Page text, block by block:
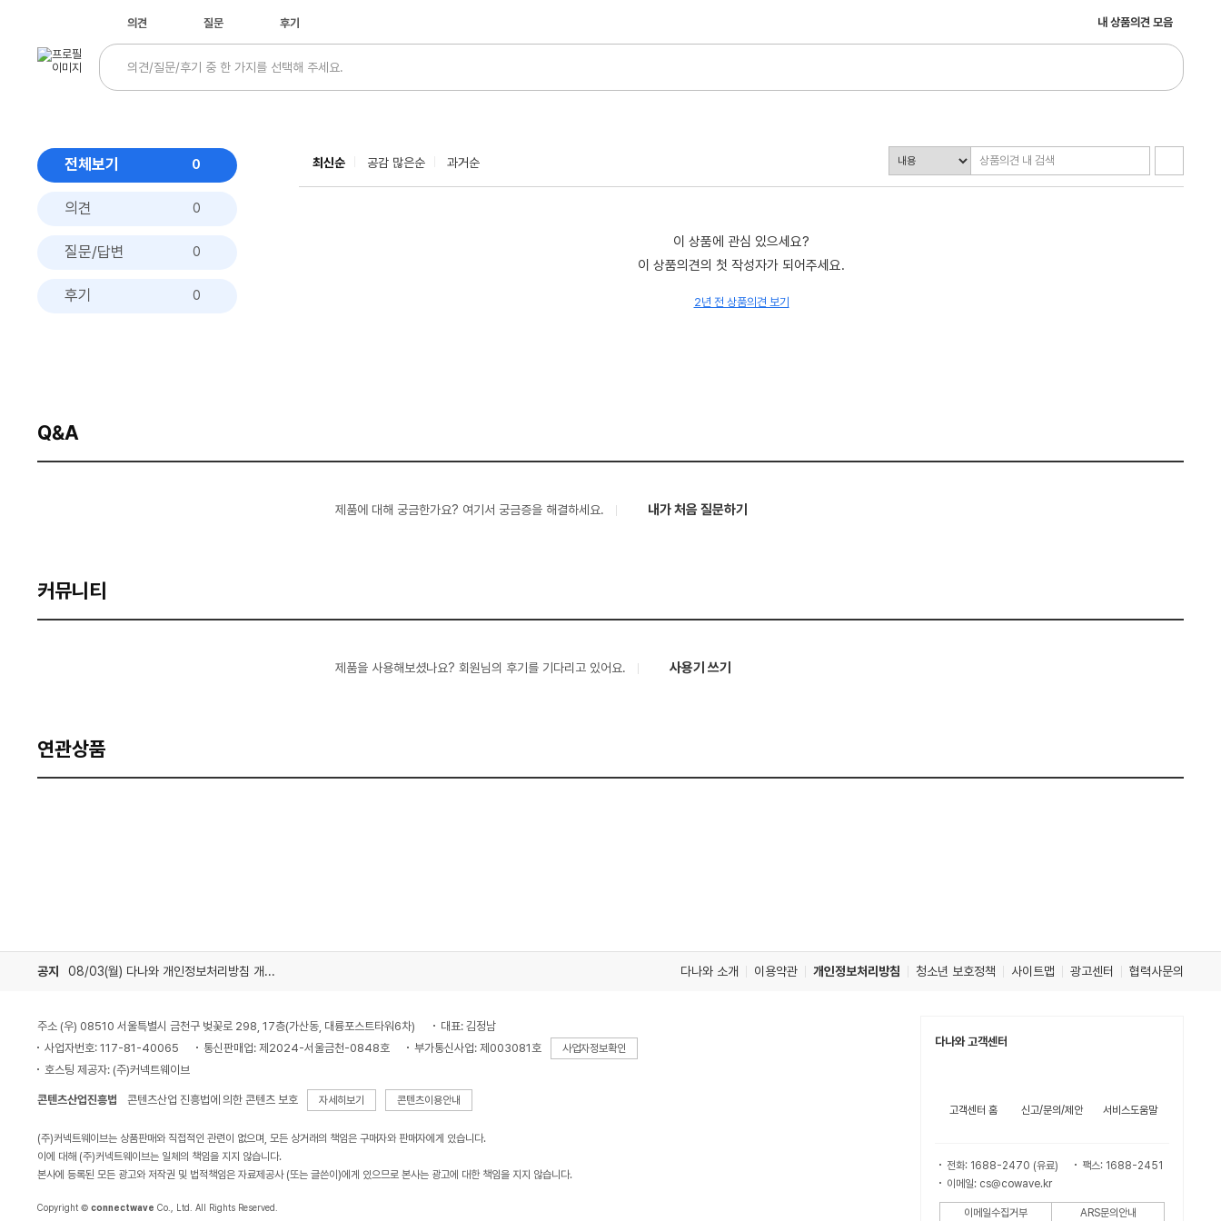
내 상품의견 모음
의견 질문 후기
전체보기 0
의견 0
질문/답변 0
후기 0
최신순 공감 많은순 과거순
이 상품에 관심 있으세요?
이 상품의견의 첫 작성자가 되어주세요.
2년 전 상품의견 보기
Q&A
제품에 대해 궁금한가요? 여기서 궁금증을 해결하세요. 내가 처음 질문하기
커뮤니티
제품을 사용해보셨나요? 회원님의 후기를 기다리고 있어요. 사용기 쓰기
연관상품
공지 08/03(월) 다나와 개인정보처리방침 개정 안내 다나와 소개 이용약관 개인정보처리방침 청소년 보호정책 사이트맵 광고센터 협력사문의
주소 (우) 08510 서울특별시 금천구 벚꽃로 298, 17층(가산동, 대륭포스트타워6차)
대표: 김정남
사업자번호: 117-81-40065
통신판매업: 제2024-서울금천-0848호 부가통신사업: 제003081호 사업자정보확인
호스팅 제공자: (주)커넥트웨이브
콘텐츠산업진흥법 콘텐츠산업 진흥법에 의한 콘텐츠 보호 자세히보기 콘텐츠이용안내
(주)커넥트웨이브는 상품판매와 직접적인 관련이 없으며, 모든 상거래의 책임은 구매자와 판매자에게 있습니다.
이에 대해 (주)커넥트웨이브는 일체의 책임을 지지 않습니다.
본사에 등록된 모든 광고와 저작권 및 법적책임은 자료제공사 (또는 글쓴이)에게 있으므로 본사는 광고에 대한 책임을 지지 않습니다.
Copyright © connectwave Co., Ltd. All Rights Reserved.
다나와 고객센터
고객센터 홈 신고/문의/제안 서비스도움말
전화: 1688-2470 (유료)
팩스: 1688-2451
이메일: cs@cowave.kr
이메일수집거부 ARS문의안내